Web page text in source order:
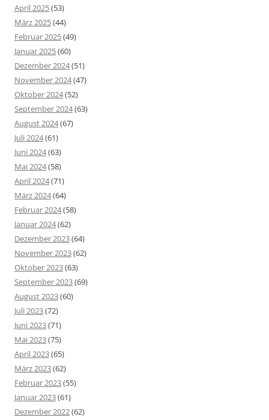
April 2025(53)
März 2025(44)
Februar 2025(49)
Januar 2025(60)
Dezember 2024(51)
November 2024(47)
Oktober 2024(52)
September 2024(63)
August 2024(67)
Juli 2024(61)
Juni 2024(63)
Mai 2024(58)
April 2024(71)
März 2024(64)
Februar 2024(58)
Januar 2024(62)
Dezember 2023(64)
November 2023(62)
Oktober 2023(63)
September 2023(69)
August 2023(60)
Juli 2023(72)
Juni 2023(71)
Mai 2023(75)
April 2023(65)
März 2023(62)
Februar 2023(55)
Januar 2023(61)
Dezember 2022(62)